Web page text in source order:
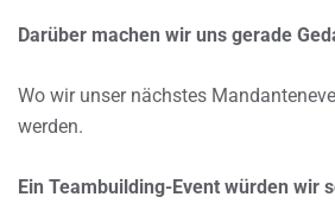
Darüber machen wir uns gerade
Wo wir unser nächstes
werden.
Ein Teambuilding-Event würden wir